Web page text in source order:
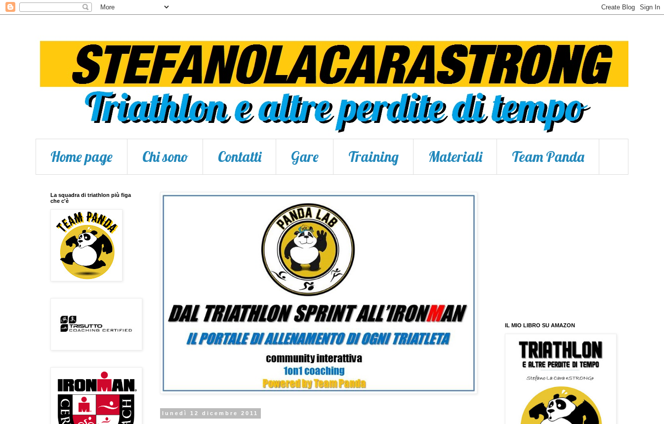
Home page Chi sono Contatti Gare Training Materiali Team Panda
lunedì 12 dicembre 2011
La squadra di triathlon più figa
che c'è
IL MIO LIBRO SU AMAZON